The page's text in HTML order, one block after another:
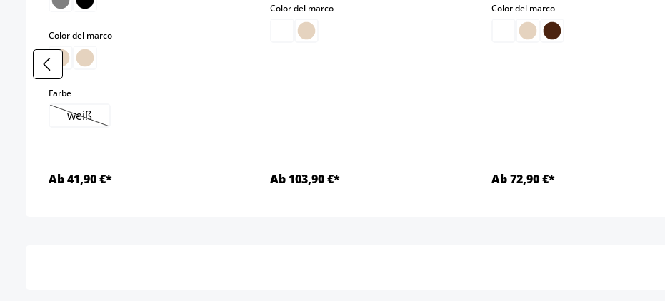
Color del marcoselect
Farbeselect
weiß(Esta opción no está disponible en este momento.)
Ab 41,90 €*
Color del marcoselect
Ab 103,90 €*
Color del marcoselect
Ab 72,90 €*